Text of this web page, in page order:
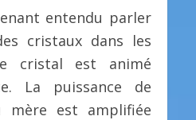
entendu parler
cristaux dans les
cristal est animé
La puissance de
mère est amplifiée